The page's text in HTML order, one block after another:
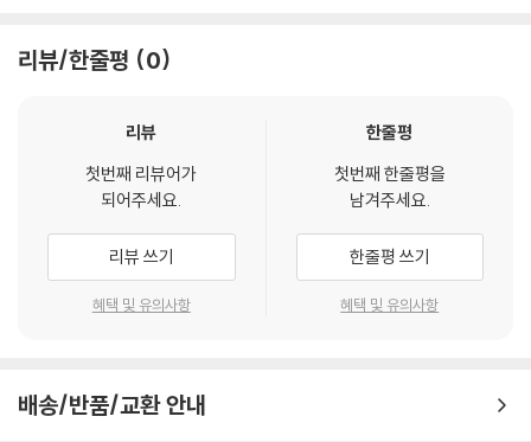
리뷰/한줄평 0
리뷰
첫번째 리뷰어가
되어주세요.
리뷰 쓰기
혜택 및 유의사항
한줄평
첫번째 한줄평을
남겨주세요.
한줄평 쓰기
혜택 및 유의사항
배송/반품/교환 안내